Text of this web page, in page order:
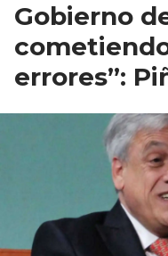
Gobierno
errores”: